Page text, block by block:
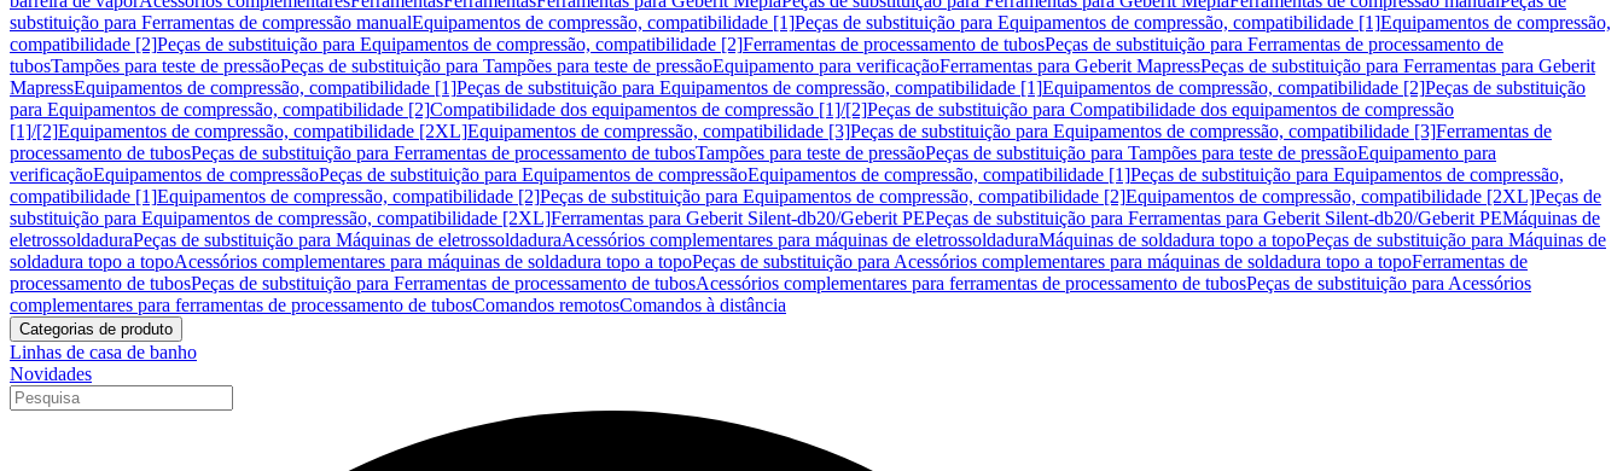
substituição para Ferramentas de compressão manualEquipamentos de compressão, compatibilidade [1]Peças de substituição para Equipamentos de compressão, compatibilidade [1]Equipamentos de compressão,
compatibilidade [2]Peças de substituição para Equipamentos de compressão, compatibilidade [2]Ferramentas de processamento de tubosPeças de substituição para Ferramentas de processamento de
tubosTampões para teste de pressãoPeças de substituição para Tampões para teste de pressãoEquipamento para verificaçãoFerramentas para Geberit MapressPeças de substituição para Ferramentas para Geberit
MapressEquipamentos de compressão, compatibilidade [1]Peças de substituição para Equipamentos de compressão, compatibilidade [1]Equipamentos de compressão, compatibilidade [2]Peças de substituição
para Equipamentos de compressão, compatibilidade [2]Compatibilidade dos equipamentos de compressão [1]/[2]Peças de substituição para Compatibilidade dos equipamentos de compressão
[1]/[2]Equipamentos de compressão, compatibilidade [2XL]Equipamentos de compressão, compatibilidade [3]Peças de substituição para Equipamentos de compressão, compatibilidade [3]Ferramentas de
processamento de tubosPeças de substituição para Ferramentas de processamento de tubosTampões para teste de pressãoPeças de substituição para Tampões para teste de pressãoEquipamento para
verificaçãoEquipamentos de compressãoPeças de substituição para Equipamentos de compressãoEquipamentos de compressão, compatibilidade [1]Peças de substituição para Equipamentos de compressão,
compatibilidade [1]Equipamentos de compressão, compatibilidade [2]Peças de substituição para Equipamentos de compressão, compatibilidade [2]Equipamentos de compressão, compatibilidade [2XL]Peças de
substituição para Equipamentos de compressão, compatibilidade [2XL]Ferramentas para Geberit Silent-db20/Geberit PEPeças de substituição para Ferramentas para Geberit Silent-db20/Geberit PEMáquinas de
eletrossoldaduraPeças de substituição para Máquinas de eletrossoldaduraAcessórios complementares para máquinas de eletrossoldaduraMáquinas de soldadura topo a topoPeças de substituição para Máquinas de
soldadura topo a topoAcessórios complementares para máquinas de soldadura topo a topoPeças de substituição para Acessórios complementares para máquinas de soldadura topo a topoFerramentas de
processamento de tubosPeças de substituição para Ferramentas de processamento de tubosAcessórios complementares para ferramentas de processamento de tubosPeças de substituição para Acessórios
complementares para ferramentas de processamento de tubosComandos remotosComandos à distância
Categorias de produto
Linhas de casa de banho
Novidades